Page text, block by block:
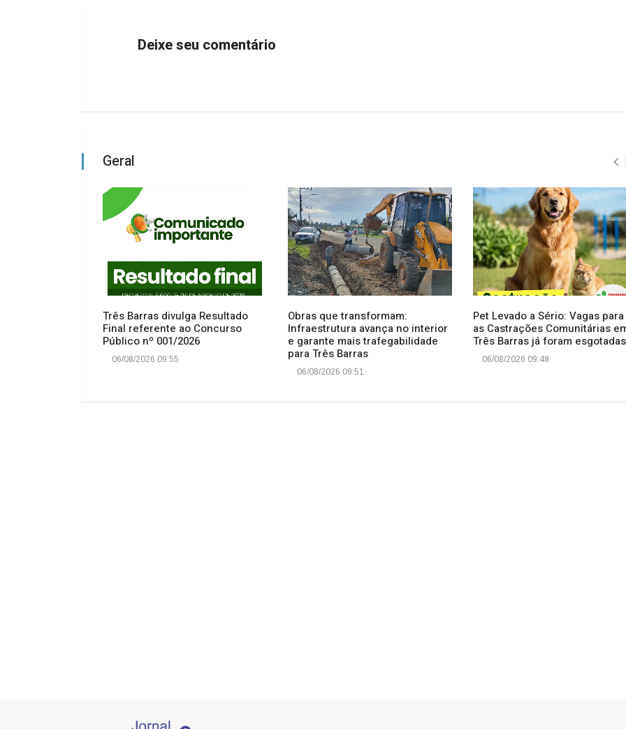
Deixe seu comentário
Geral
Três Barras divulga Resultado
Final referente ao Concurso
Público nº 001/2026
06/08/2026 09:55
Obras que transformam:
Infraestrutura avança no interior
e garante mais trafegabilidade
para Três Barras
06/08/2026 09:51
Pet Levado a Sério: Vagas para
as Castrações Comunitárias
Três Barras já foram esgotadas
06/08/2026 09:48